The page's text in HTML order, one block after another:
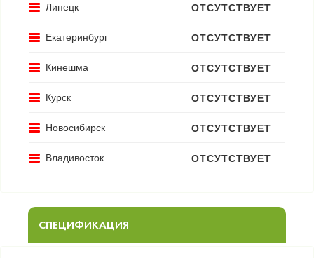
Липецк ОТСУТСТВУЕТ
Екатеринбург ОТСУТСТВУЕТ
Кинешма ОТСУТСТВУЕТ
Курск ОТСУТСТВУЕТ
Новосибирск ОТСУТСТВУЕТ
Владивосток ОТСУТСТВУЕТ
СПЕЦИФИКАЦИЯ